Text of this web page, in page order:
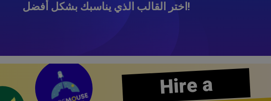
اختر القالب الذي يناسبك بشكل أفضل!
Hire a